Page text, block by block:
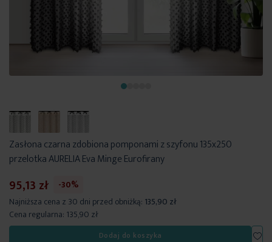
Zasłona czarna zdobiona pomponami z szyfonu 135x250
przelotka AURELIA Eva Minge Eurofirany
95,13 zł
-30%
Najniższa cena z 30 dni przed obniżką: 135,90 zł
Cena regularna: 135,90 zł
Dodaj do koszyka